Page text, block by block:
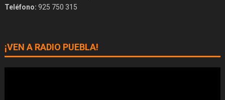
Teléfono: 925 750 315
¡VEN A RADIO PUEBLA!